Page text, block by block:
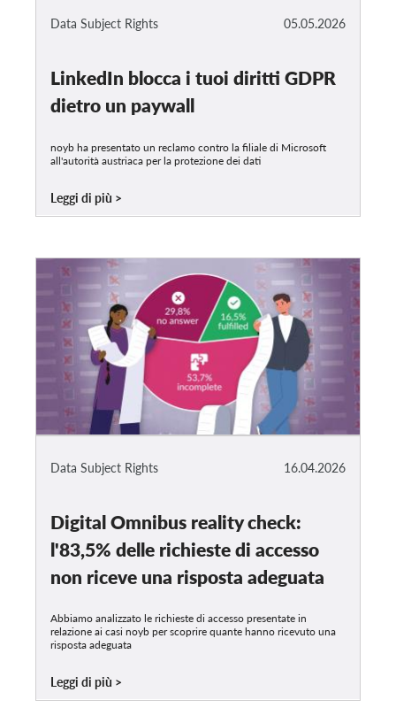
05.05.2026
Data Subject Rights
LinkedIn blocca i tuoi diritti GDPR
dietro un paywall
noyb ha presentato un reclamo contro la filiale di Microsoft
all'autorità austriaca per la protezione dei dati
Leggi di più
16.04.2026
Data Subject Rights
Digital Omnibus reality check:
l'83,5% delle richieste di accesso
non riceve una risposta adeguata
Abbiamo analizzato le richieste di accesso presentate in
relazione ai casi noyb per scoprire quante hanno ricevuto una
risposta adeguata
Leggi di più